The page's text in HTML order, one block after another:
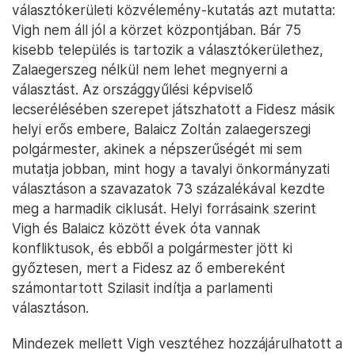
választókerületi közvélemény-kutatás azt mutatta:
Vigh nem áll jól a körzet központjában. Bár 75
kisebb település is tartozik a választókerülethez,
Zalaegerszeg nélkül nem lehet megnyerni a
választást. Az országgyűlési képviselő
lecserélésében szerepet játszhatott a Fidesz másik
helyi erős embere, Balaicz Zoltán zalaegerszegi
polgármester, akinek a népszerűségét mi sem
mutatja jobban, mint hogy a tavalyi önkormányzati
választáson a szavazatok 73 százalékával kezdte
meg a harmadik ciklusát. Helyi forrásaink szerint
Vigh és Balaicz között évek óta vannak
konfliktusok, és ebből a polgármester jött ki
győztesen, mert a Fidesz az ő embereként
számontartott Szilasit indítja a parlamenti
választáson.
Mindezek mellett Vigh vesztéhez hozzájárulhatott a